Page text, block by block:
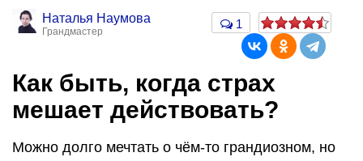
Наталья Наумова
Грандмастер
1
Как быть, когда страх
мешает действовать?
Можно долго мечтать о чём-то грандиозном, но